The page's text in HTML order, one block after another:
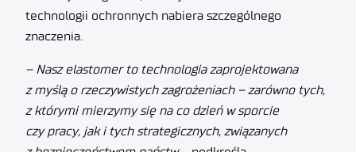
technologii ochronnych nabiera szczególnego
znaczenia.
– Nasz elastomer to technologia zaprojektowana
z myślą o rzeczywistych zagrożeniach – zarówno tych,
z którymi mierzymy się na co dzień w sporcie
czy pracy, jak i tych strategicznych, związanych